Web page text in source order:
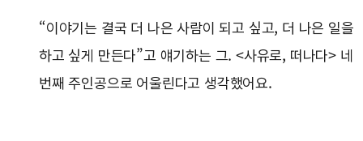
“이야기는 결국 더 나은 사람이 되고 싶고, 더 나은 일을
하고 싶게 만든다”고 얘기하는 그. <사유로, 떠나다> 네
번째 주인공으로 어울린다고 생각했어요.